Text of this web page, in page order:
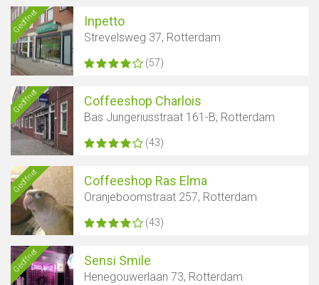
Geöffnet Inpetto
Strevelsweg 37, Rotterdam
(57)
Geöffnet Coffeeshop Charlois
Bas Jungeriusstraat 161-B, Rotterdam
(43)
Geöffnet Coffeeshop Ras Elma
Oranjeboomstraat 257, Rotterdam
(43)
Geöffnet Sensi Smile
Henegouwerlaan 73, Rotterdam